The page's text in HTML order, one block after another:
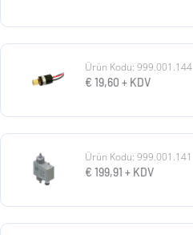
Ürün Kodu: 999.001.144
€ 19,60 + KDV
Ürün Kodu: 999.001.141
€ 199,91 + KDV